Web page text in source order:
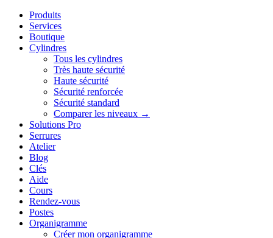
Produits
Services
Boutique
Cylindres
Tous les cylindres
Très haute sécurité
Haute sécurité
Sécurité renforcée
Sécurité standard
Comparer les niveaux →
Solutions Pro
Serrures
Atelier
Blog
Clés
Aide
Cours
Rendez-vous
Postes
Organigramme
Créer mon organigramme